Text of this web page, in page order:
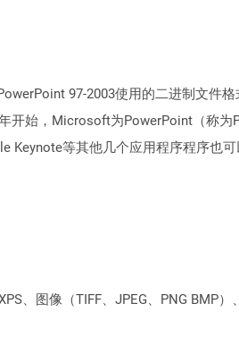
97-2003使用的二进制文件格
开始，Microsoft为PowerPoint（称为
Keynote等其他几个应用程序程序也
、图像（TIFF、JPEG、PNG BMP）